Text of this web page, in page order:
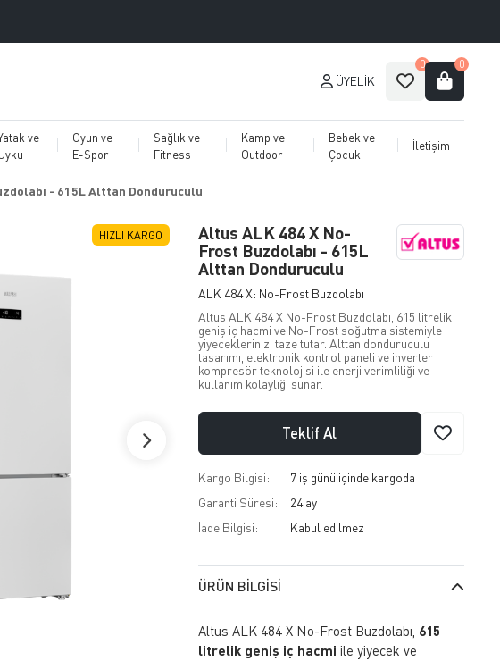
ÜYELIK
0 0
ve
Oyun ve
E-Spor
Sağlık ve
Fitness
Kamp ve
Outdoor
Bebek ve
Çocuk
İletişim
- 615L Alttan Donduruculu
HIZLI KARGO
Altus ALK 484 X No-
Frost Buzdolabı - 615L
Alttan Donduruculu
ALK 484 X: No-Frost Buzdolabı
Altus ALK 484 X No-Frost Buzdolabı, 615 litrelik
geniş iç hacmi ve No-Frost soğutma sistemiyle
yiyeceklerinizi taze tutar. Alttan donduruculu
tasarımı, elektronik kontrol paneli ve inverter
kompresör teknolojisi ile enerji verimliliği ve
kullanım kolaylığı sunar.
Teklif Al
Kargo Bilgisi:
7 iş günü içinde kargoda
Garanti Süresi:
24 ay
İade Bilgisi:
ÜRÜN BILGISI
Altus ALK 484 X No-Frost Buzdolabı, 615
litrelik geniş iç hacmi ile yiyecek ve